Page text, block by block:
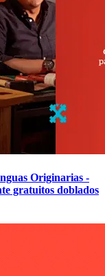
Originarias -
gratuitos doblados